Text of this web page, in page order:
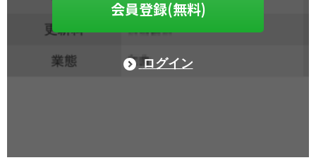
会員登録(無料)
ログイン